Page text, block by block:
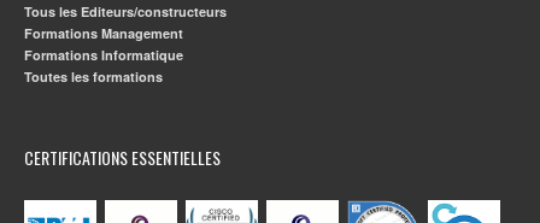
Tous les Editeurs/constructeurs
Formations Management
Formations Informatique
Toutes les formations
CERTIFICATIONS ESSENTIELLES